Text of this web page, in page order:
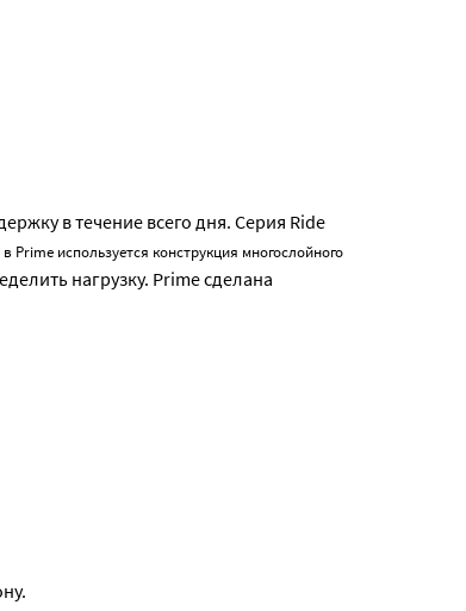
в течение всего дня. Серия Ride
Primeиспользуется конструкция многослойного
нагрузку. Prime сделана